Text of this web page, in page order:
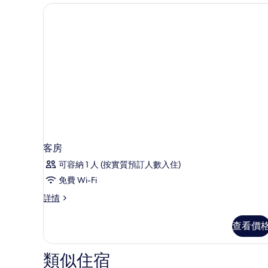
客房
可容納 1 人 (按實質預訂人數入住)
免費 Wi-Fi
詳情
客
查看價
類似住宿